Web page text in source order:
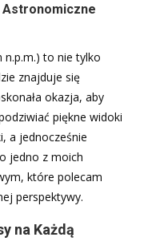
Astronomiczne
n.p.m.) to nie tylko
znajduje się
okazja, aby
piękne widoki
a jednocześnie
jedno z moich
które polecam
perspektywy.
na Każdą